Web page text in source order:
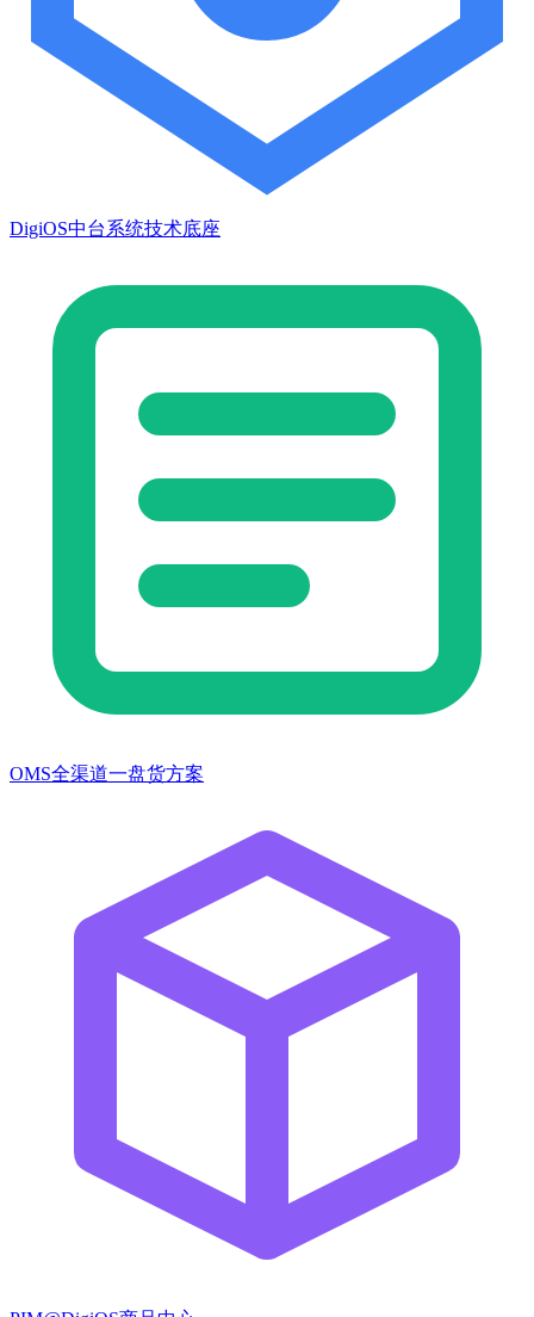
DigiOS中台系统技术底座
OMS全渠道一盘货方案